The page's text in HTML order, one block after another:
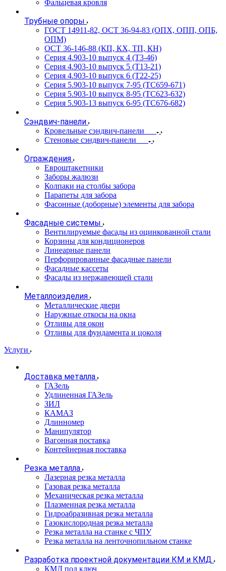
Фальцевая кровля
Трубные опоры
ГОСТ 14911-82, ОСТ 36-94-83 (ОПХ, ОПП, ОПБ,
ОПМ)
ОСТ 36-146-88 (КП, КХ, ТП, КН)
Серия 4.903-10 выпуск 4 (Т3-46)
Серия 4.903-10 выпуск 5 (Т13-21)
Серия 4.903-10 выпуск 6 (Т22-25)
Серия 5.903-10 выпуск 7-95 (ТС659-671)
Серия 5.903-10 выпуск 8-95 (ТС623-632)
Серия 5.903-13 выпуск 6-95 (ТС676-682)
Сэндвич-панели
Кровельные сэндвич-панели
Стеновые сэндвич-панели
Ограждения
Евроштакетники
Заборы жалюзи
Колпаки на столбы забора
Парапеты для забора
Фасонные (доборные) элементы для забора
Фасадные системы
Вентилируемые фасады из оцинкованной стали
Корзины для кондиционеров
Линеарные панели
Перфорированные фасадные панели
Фасадные кассеты
Фасады из нержавеющей стали
Металлоизделия
Металлические двери
Наружные откосы на окна
Отливы для окон
Отливы для фундамента и цоколя
Услуги
Доставка металла
ГАЗель
Удлиненная ГАЗель
ЗИЛ
КАМАЗ
Длинномер
Манипулятор
Вагонная поставка
Контейнерная поставка
Резка металла
Лазерная резка металла
Газовая резка металла
Механическая резка металла
Плазменная резка металла
Гидроабразивная резка металла
Газокислородная резка металла
Резка металла на станке с ЧПУ
Резка металла на ленточнопильном станке
Разработка проектной документации КМ и КМД
КМД под ключ